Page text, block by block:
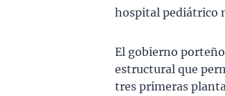
hospital pediátrico
El gobierno
estructural que
tres primeras